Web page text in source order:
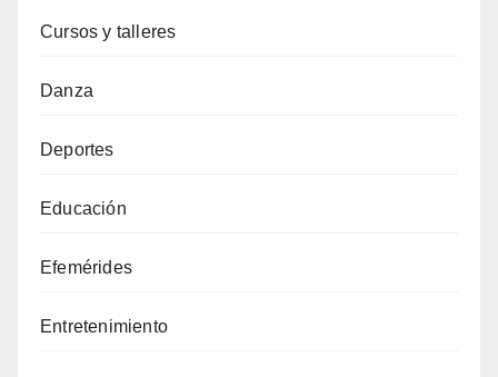
Cursos y talleres
Danza
Deportes
Educación
Efemérides
Entretenimiento